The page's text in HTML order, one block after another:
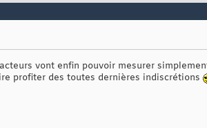
vont enfin pouvoir mesurer
profiter des toutes dernières indiscrétions